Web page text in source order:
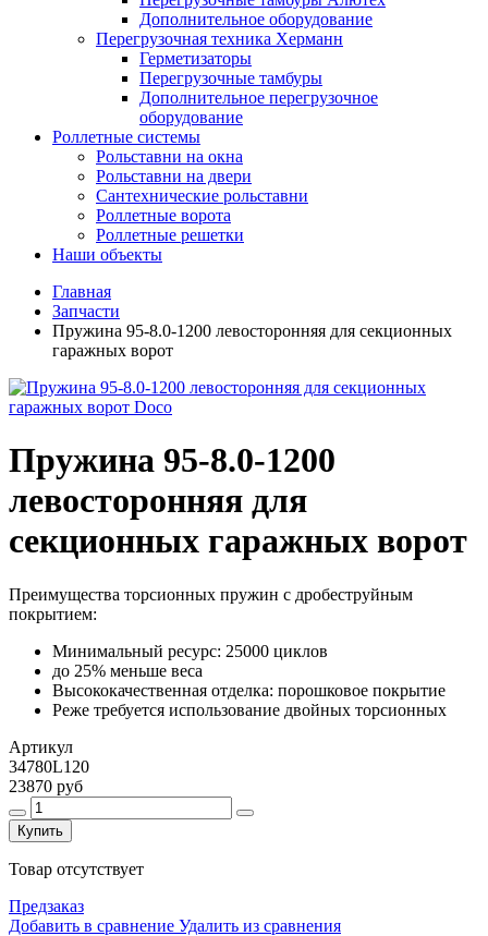
Дополнительное оборудование
Перегрузочная техника Херманн
Герметизаторы
Перегрузочные тамбуры
Дополнительное перегрузочное
оборудование
Роллетные системы
Рольставни на окна
Рольставни на двери
Сантехнические рольставни
Роллетные ворота
Роллетные решетки
Наши объекты
Главная
Запчасти
Пружина 95-8.0-1200 левосторонняя для секционных
гаражных ворот
Пружина 95-8.0-1200
левосторонняя для
секционных гаражных ворот
Преимущества торсионных пружин с дробеструйным
покрытием:
Минимальный ресурс: 25000 циклов
до 25% меньше веса
Высококачественная отделка: порошковое покрытие
Реже требуется использование двойных торсионных
Артикул
34780L120
23870 руб
Купить
Товар отсутствует
Предзаказ
Добавить в сравнение Удалить из сравнения